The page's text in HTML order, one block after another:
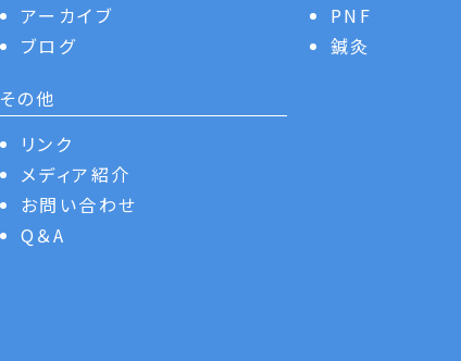
アーカイブ
ブログ
その他
リンク
メディア紹介
お問い合わせ
Q＆A
PNF
鍼灸